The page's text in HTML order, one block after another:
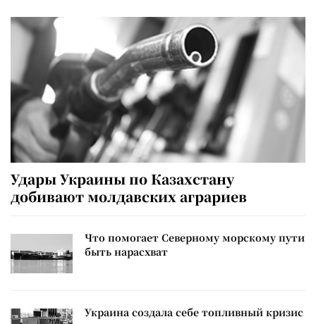
Удары Украины по Казахстану
добивают молдавских аграриев
Что помогает Северному морскому пути
быть нарасхват
Украина создала себе топливный кризис